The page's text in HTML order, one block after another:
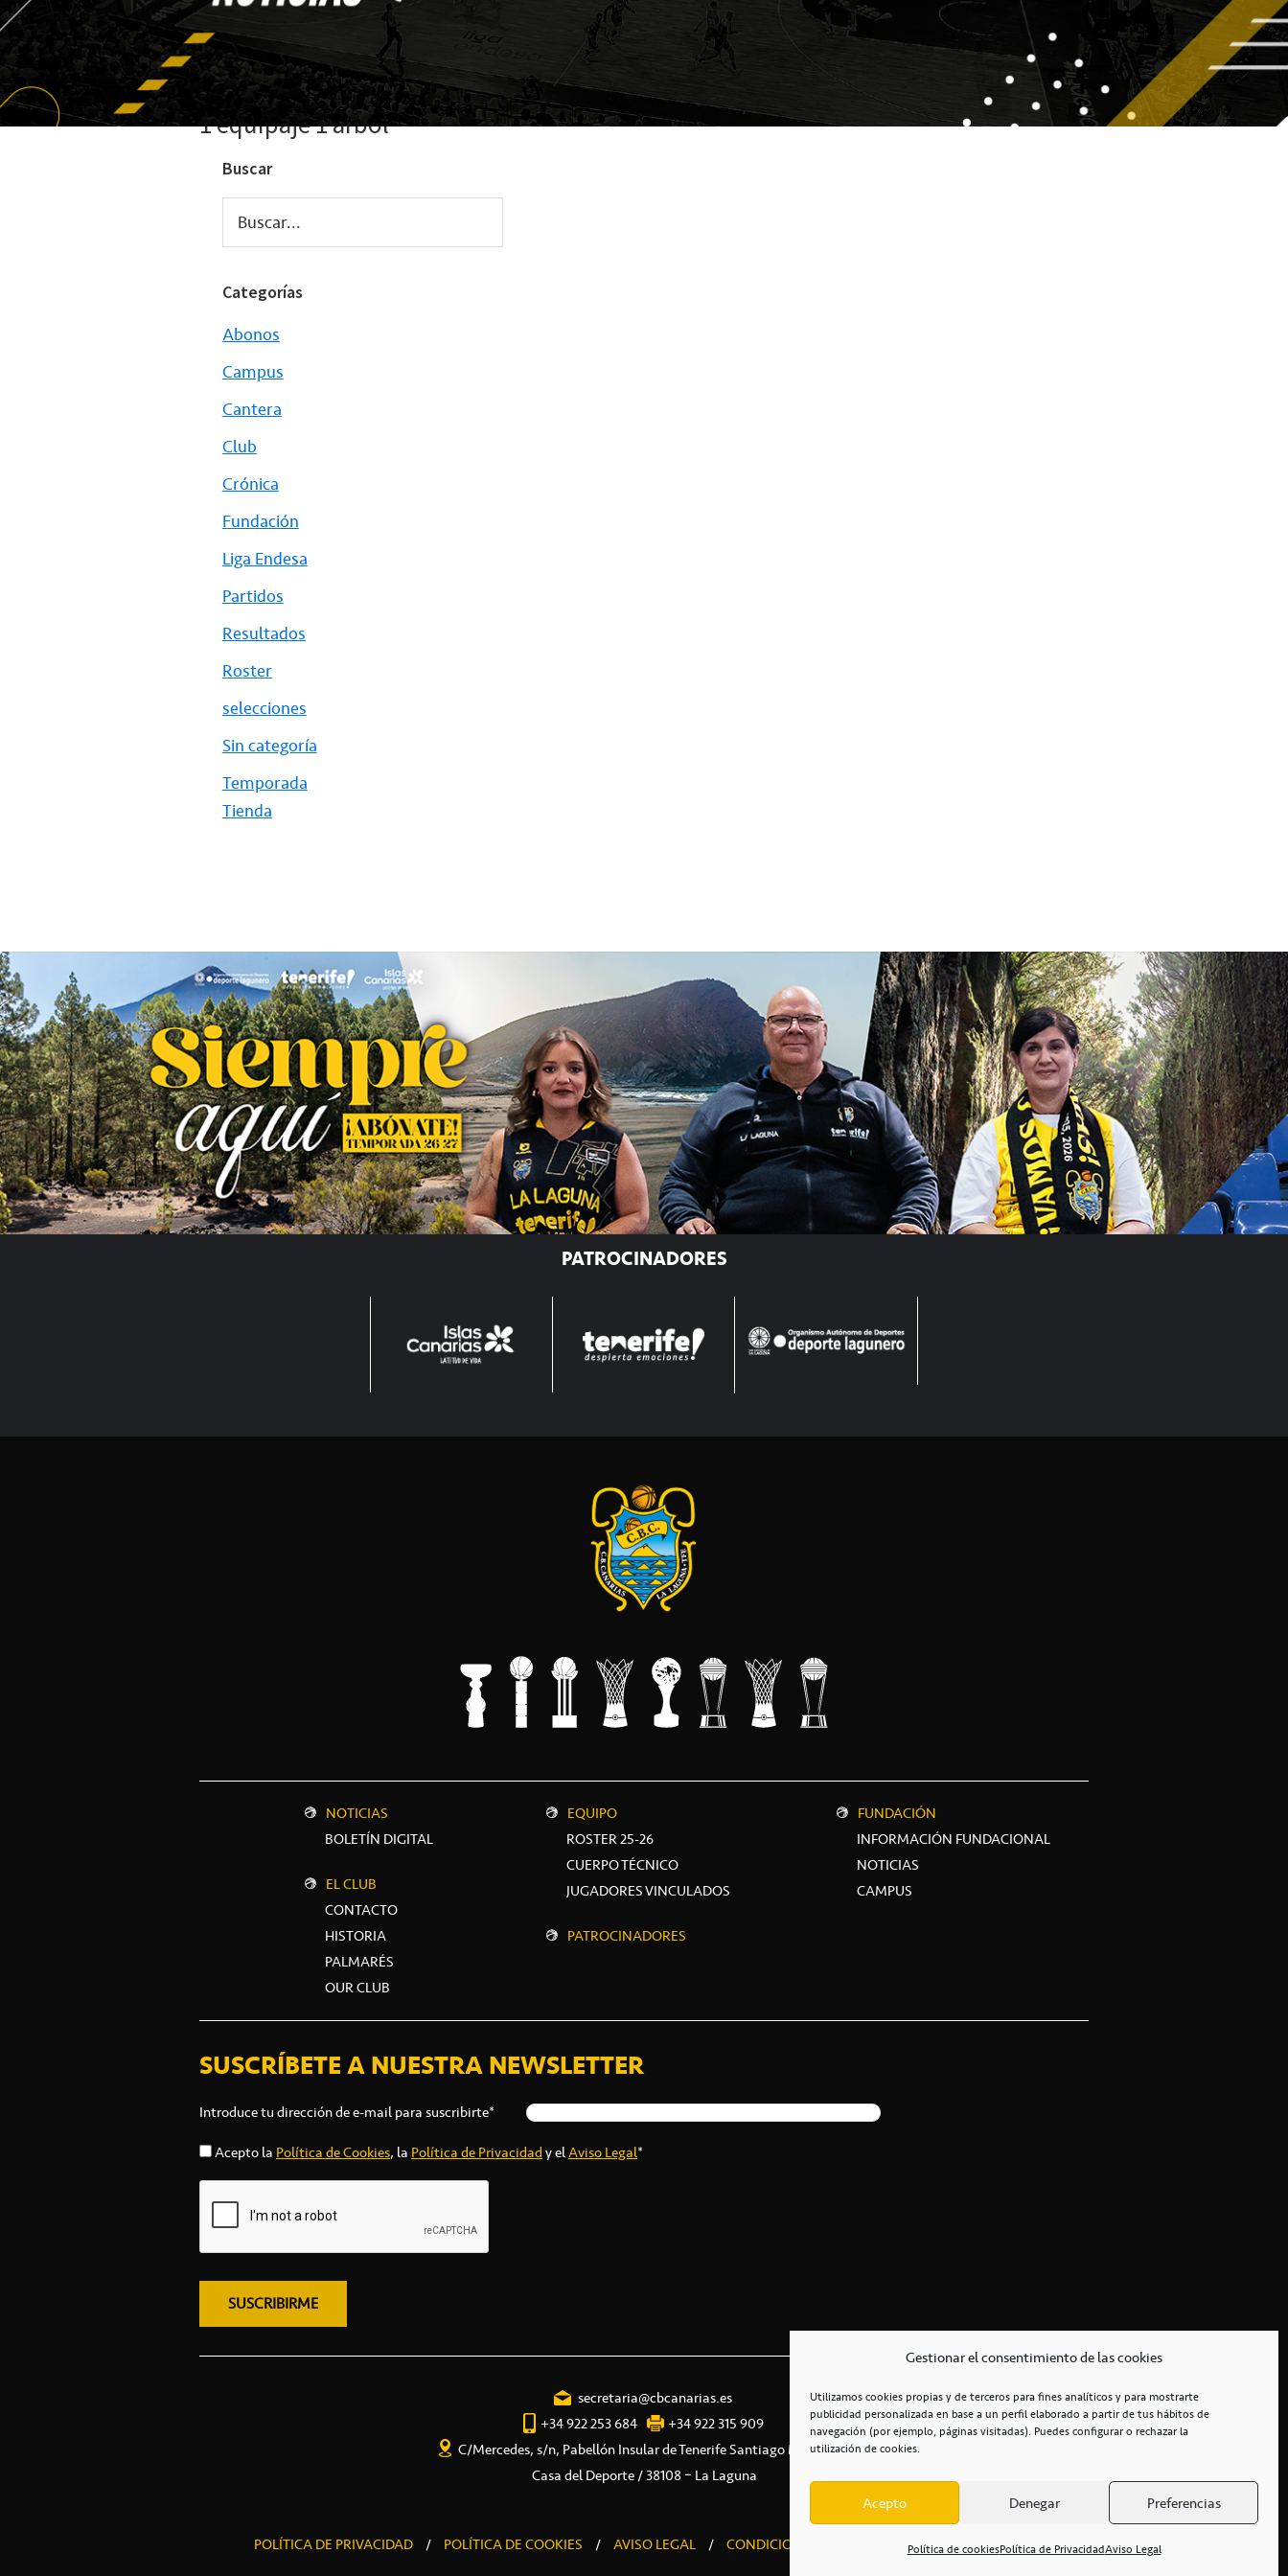
Gestionar el consentimiento de las cookies
Utilizamos cookies propias y de terceros para fines analíticos y para mostrarte
publicidad personalizada en base a un perfil elaborado a partir de tus hábitos de
navegación (por ejemplo, páginas visitadas). Puedes configurar o rechazar la
utilización de cookies.
Acepto Denegar Preferencias
Política de cookiesPolítica de PrivacidadAviso Legal
1 equipaje 1 árbol
Buscar
Buscar...
Categorías
Abonos
Campus
Cantera
Club
Crónica
Fundación
Liga Endesa
Partidos
Resultados
Roster
selecciones
Sin categoría
Temporada
Tienda
PATROCINADORES
NOTICIAS
BOLETÍN DIGITAL
EL CLUB
CONTACTO
HISTORIA
PALMARÉS
OUR CLUB
EQUIPO
ROSTER 25-26
CUERPO TÉCNICO
JUGADORES VINCULADOS
PATROCINADORES
FUNDACIÓN
INFORMACIÓN FUNDACIONAL
NOTICIAS
CAMPUS
SUSCRÍBETE A NUESTRA NEWSLETTER
Introduce tu dirección de e-mail para suscribirte*
Acepto la Política de Cookies, la Política de Privacidady elAviso Legal*
secretaria@cbcanarias.es
+34 922 253 684
+34 922 315 909
C/Mercedes, s/n, Pabellón Insular de Tenerife Santiago Martín
Casa del Deporte / 38108 – La Laguna
POLÍTICA DE PRIVACIDAD / POLÍTICA DE COOKIES / AVISO LEGAL / CONDICIONES COMERCIALES / ACCESIBILIDAD